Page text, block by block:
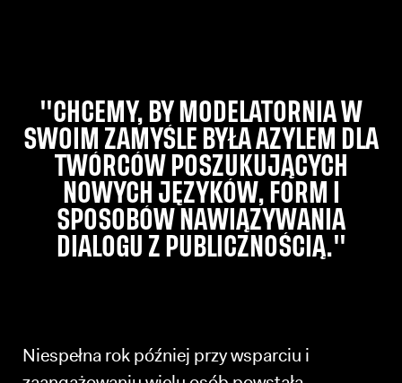
"CHCEMY, BY MODELATORNIA W
SWOIM ZAMYŚLE BYŁA AZYLEM DLA
TWÓRCÓW POSZUKUJĄCYCH
NOWYCH JĘZYKÓW, FORM I
SPOSOBÓW NAWIĄZYWANIA
DIALOGU Z PUBLICZNOŚCIĄ."
Niespełna rok później przy wsparciu i